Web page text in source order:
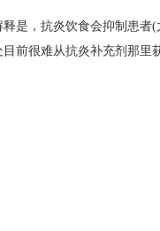
，抗炎饮食会抑制患者(
前很难从抗炎补充剂那里